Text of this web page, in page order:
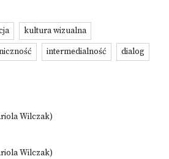
kultura wizualna
intermedialność
dialog
Wilczak)
Wilczak)